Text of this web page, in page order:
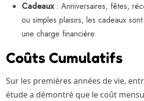
Cadeaux: Anniversaires, fêtes,
ou simples plaisirs, les cadeaux
une charge financière.
Coûts Cumulatifs
Sur les premières années de vie,
étude a démontré que le coût